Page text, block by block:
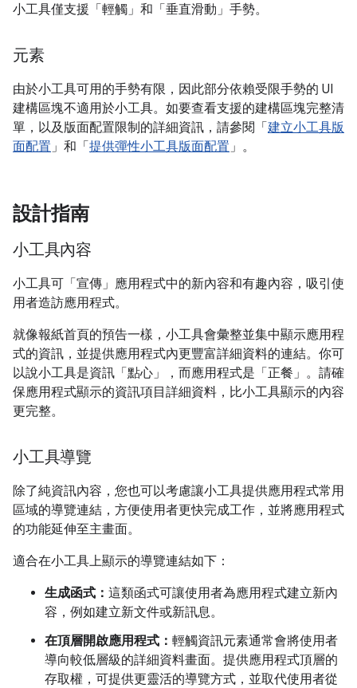
小工具僅支援「輕觸」 和「垂直滑動」 手勢。
元素
由於小工具可用的手勢有限，因此部分依賴受限手勢的 UI
建構區塊不適用於小工具。如要查看支援的建構區塊完整清
單，以及版面配置限制的詳細資訊，請參閱「建立小工具版
面配置 」和「提供彈性小工具版面配置 」。
設計指南
小工具內容
小工具可「宣傳」應用程式中的新內容和有趣內容，吸引使
用者造訪應用程式。
就像報紙首頁的預告一樣，小工具會彙整並集中顯示應用程
式的資訊，並提供應用程式內更豐富詳細資料的連結。你可
以說小工具是資訊「點心」，而應用程式是「正餐」。請確
保應用程式顯示的資訊項目詳細資料，比小工具顯示的內容
更完整。
小工具導覽
除了純資訊內容，您也可以考慮讓小工具提供應用程式常用
區域的導覽連結，方便使用者更快完成工作，並將應用程式
的功能延伸至主畫面。
適合在小工具上顯示的導覽連結如下：
生成函式： 這類函式可讓使用者為應用程式建立新內
容，例如建立新文件或新訊息。
在頂層開啟應用程式： 輕觸資訊元素通常會將使用者
導向較低層級的詳細資料畫面。提供應用程式頂層的
存取權，可提供更靈活的導覽方式，並取代使用者從